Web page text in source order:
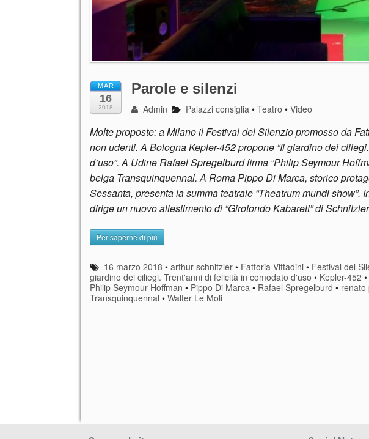
MAR
16
2018
Parole e silenzi
Admin Palazzi consiglia •Teatro •Video
Molte proposte: a Milano il Festival del Silenzio promosso da
non udenti. A Bologna Kepler-452 propone “Il giardino dei
d’uso”. A Udine Rafael Spregelburd firma “Philip Seymour
belga Transquinquennal. A Roma Pippo Di Marca, storico
Sessanta, presenta la summa teatrale “Theatrum mundi show”.
dirige un nuovo allestimento di “Girotondo Kabarett” di Schnitzler
Per saperne di più
16 marzo 2018 •arthur schnitzler • Fattoria Vittadini • Festival del
giardino dei ciliegi. Trent'anni di felicità in comodato d'uso • Kepler-452 •
Philip Seymour Hoffman • Pippo Di Marca • Rafael Spregelburd • renato
Transquinquennal • Walter Le Moli